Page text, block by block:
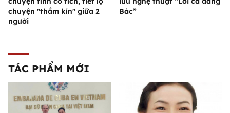
chuyện "thầm kín" giữa 2
người
Bác”
TÁC PHẨM MỚI